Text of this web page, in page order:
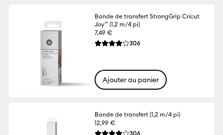
Bande de transfert StrongGrip Cricut
Joy™ (1,2 m/4 pi)
7,49 €
La note moyenne de ce produit est 3.9
306Reviews
Ajouter au panier
Bande de transfert (1,2 m/4 pi)
12,99 €
306Reviews